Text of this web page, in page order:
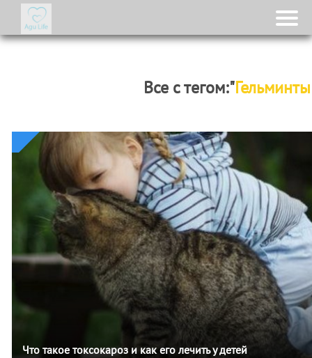
Все с тегом:"Гельминты
Что такое токсокароз и как его лечить у детей